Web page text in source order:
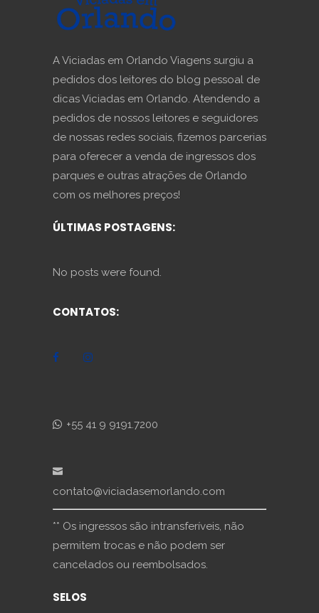
A Viciadas em Orlando Viagens surgiu a
pedidos dos leitores do blog pessoal de
dicas Viciadas em Orlando. Atendendo a
pedidos de nossos leitores e seguidores
de nossas redes sociais, fizemos parcerias
para oferecer a venda de ingressos dos
parques e outras atrações de Orlando
com os melhores preços!
ÚLTIMAS POSTAGENS:
No posts were found.
CONTATOS:
+55 41 9 9191.7200
contato@viciadasemorlando.com
** Os ingressos são intransferíveis, não
permitem trocas e não podem ser
cancelados ou reembolsados.
SELOS